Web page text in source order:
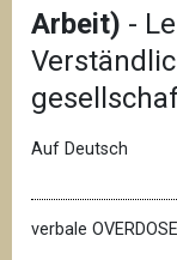
Arbeit) -
Auf Deutsch
verbale